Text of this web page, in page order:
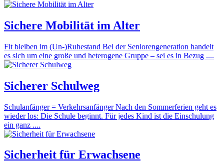
Sichere Mobilität im Alter
Fit bleiben im (Un-)Ruhestand Bei der Seniorengeneration handelt
es sich um eine große und heterogene Gruppe – sei es in Bezug ....
Sicherer Schulweg
Schulanfänger = Verkehrsanfänger Nach den Sommerferien geht es
wieder los: Die Schule beginnt. Für jedes Kind ist die Einschulung
ein ganz ....
Sicherheit für Erwachsene